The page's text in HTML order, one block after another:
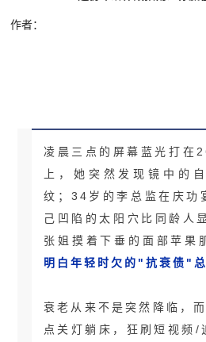
作者：
凌晨三点的屏幕蓝光打在
上，她突然发现镜中的
纹； 34岁的李总监在庆功
己凹陷的太阳穴比同龄人
张姐摸着下垂的面部苹果
明白年轻时欠的"抗衰债"总
衰老从来不是突然降临，
点关灯躺床，狂刷短视频/